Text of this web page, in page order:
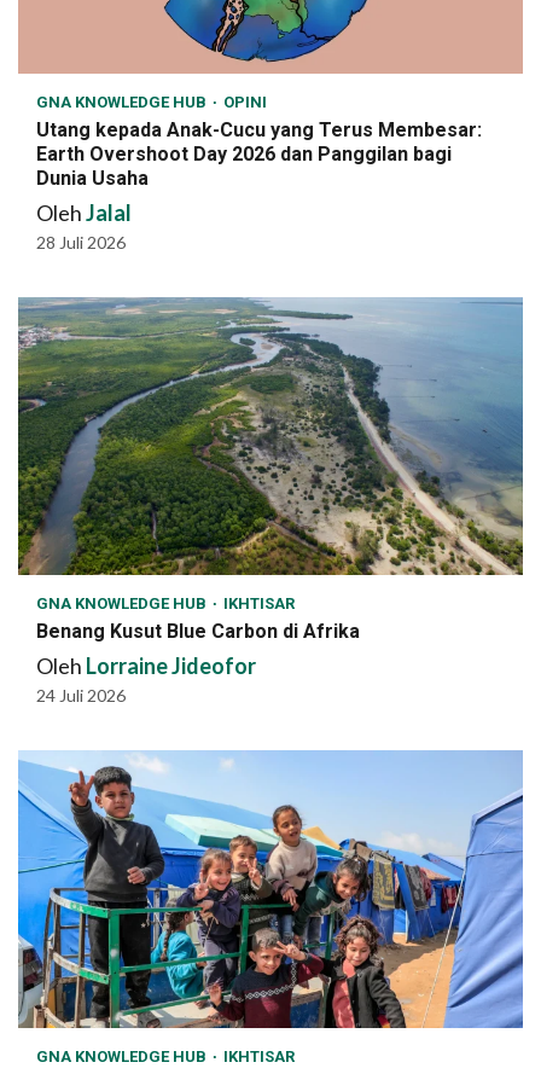
GNA KNOWLEDGE HUB OPINI
Utang kepada Anak-Cucu yang Terus Membesar:
Earth Overshoot Day 2026 dan Panggilan bagi
Dunia Usaha
OlehJalal
28 Juli 2026
GNA KNOWLEDGE HUB IKHTISAR
Benang Kusut Blue Carbon di Afrika
Oleh Lorraine Jideofor
24 Juli 2026
GNA KNOWLEDGE HUB IKHTISAR